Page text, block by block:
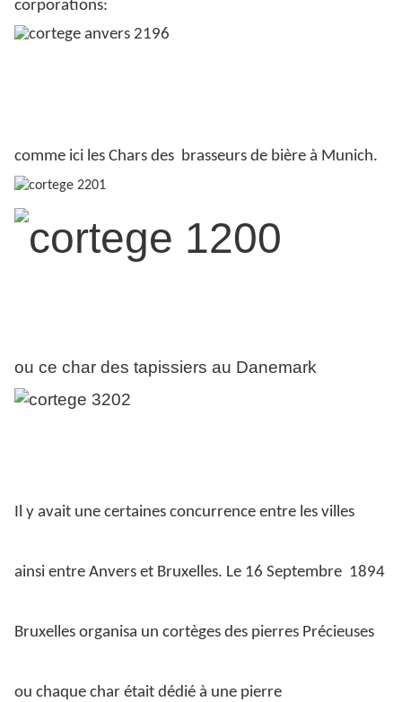
corporations:
comme ici les Chars des brasseurs de bière à Munich.
ou ce char des tapissiers au Danemark
Il y avait une certaines concurrence entre les villes
ainsi entre Anvers et Bruxelles. Le 16 Septembre 1894
Bruxelles organisa un cortèges des pierres Précieuses
ou chaque char était dédié à une pierre